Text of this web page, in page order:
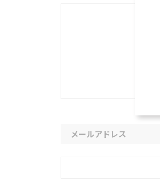
メールアドレス